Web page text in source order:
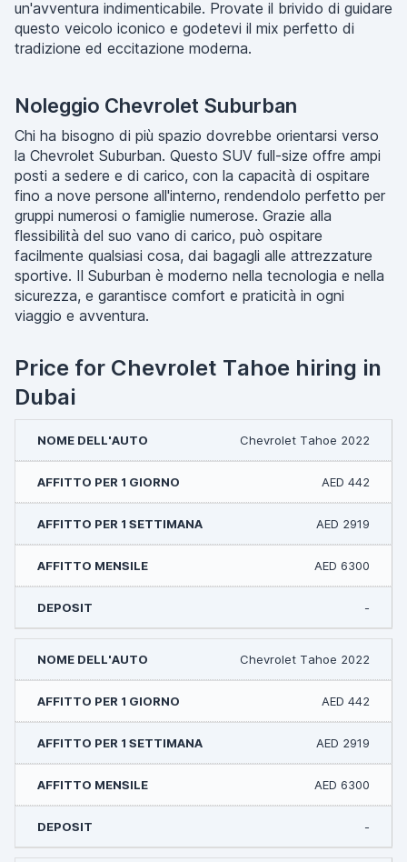
un'avventura indimenticabile. Provate il brivido di guidare
questo veicolo iconico e godetevi il mix perfetto di
tradizione ed eccitazione moderna.
Noleggio Chevrolet Suburban
Chi ha bisogno di più spazio dovrebbe orientarsi verso
la Chevrolet Suburban. Questo SUV full-size offre ampi
posti a sedere e di carico, con la capacità di ospitare
fino a nove persone all'interno, rendendolo perfetto per
gruppi numerosi o famiglie numerose. Grazie alla
flessibilità del suo vano di carico, può ospitare
facilmente qualsiasi cosa, dai bagagli alle attrezzature
sportive. Il Suburban è moderno nella tecnologia e nella
sicurezza, e garantisce comfort e praticità in ogni
viaggio e avventura.
Price for Chevrolet Tahoe hiring in
Dubai
Chevrolet Tahoe 2022
AED 442
AED 2919
AED 6300
-
Chevrolet Tahoe 2022
AED 442
AED 2919
AED 6300
-